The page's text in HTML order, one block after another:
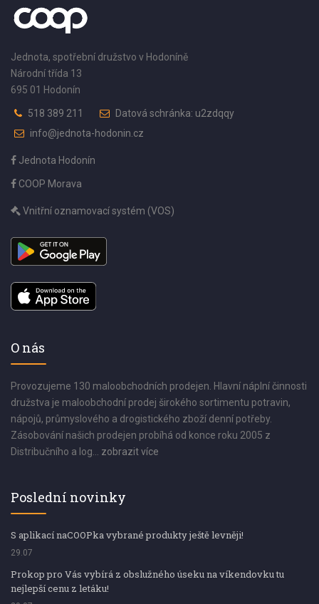
Jednota, spotřební družstvo v Hodoníně
Národní třída 13
695 01 Hodonín
518 389 211
Datová schránka: u2zdqqy
info@jednota-hodonin.cz
Jednota Hodonín
COOP Morava
Vnitřní oznamovací systém (VOS)
O nás
Provozujeme 130 maloobchodních prodejen. Hlavní náplní činnosti
družstva je maloobchodní prodej širokého sortimentu potravin,
nápojů, průmyslového a drogistického zboží denní potřeby.
Zásobování našich prodejen probíhá od konce roku 2005 z
Distribučního a log... zobrazit více
Poslední novinky
S aplikací naCOOPka vybrané produkty ještě levněji!
29.07
Prokop pro Vás vybírá z obslužného úseku na víkendovku tu
nejlepší cenu z letáku!